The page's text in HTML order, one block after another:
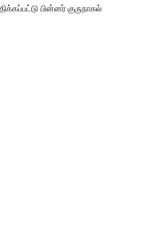
பின்னர் குருநாகல்